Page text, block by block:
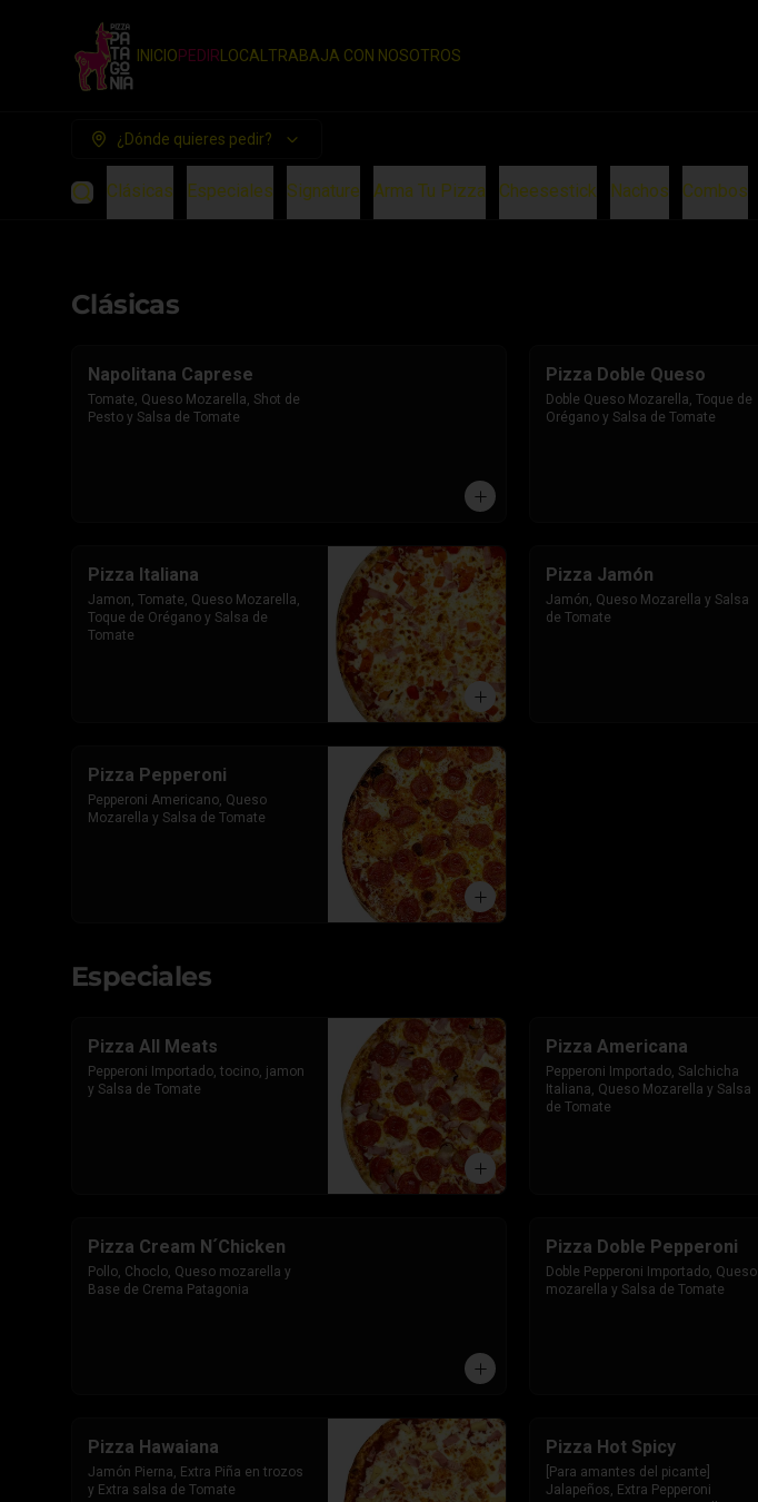
INICIOPEDIR LOCAL TRABAJA CON NOSOTROS
¿Dónde quieres pedir?
Clásicas Especiales Signature Arma Tu Pizza Cheesestick Nachos Combos
Clásicas
Napolitana Caprese
Tomate, Queso Mozarella, Shot de
Pesto y Salsa de Tomate
Pizza Doble Queso
Doble Queso Mozarella, Toque de
Orégano y Salsa de Tomate
Pizza Italiana
Jamon, Tomate, Queso Mozarella,
Toque de Orégano y Salsa de
Tomate
Pizza Jamón
Jamón, Queso Mozarella y Salsa
de Tomate
Pizza Pepperoni
Pepperoni Americano, Queso
Mozarella y Salsa de Tomate
Especiales
Pizza All Meats
Pepperoni Importado, tocino, jamon
y Salsa de Tomate
Pizza Americana
Pepperoni Importado, Salchicha
Italiana, Queso Mozarella y Salsa
de Tomate
Pizza Cream N´Chicken
Pollo, Choclo, Queso mozarella y
Base de Crema Patagonia
Pizza Doble Pepperoni
Doble Pepperoni Importado, Queso
mozarella y Salsa de Tomate
Pizza Hawaiana
Jamón Pierna, Extra Piña en trozos
y Extra salsa de Tomate
Pizza Hot Spicy
[Para amantes del picante]
Jalapeños, Extra Pepperoni